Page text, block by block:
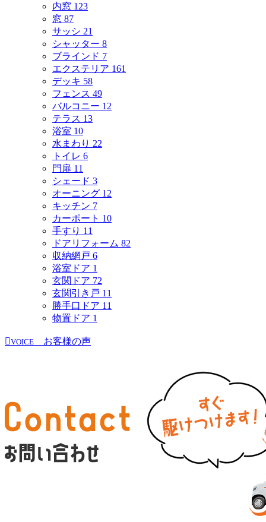
内窓 123
窓 87
サッシ 21
シャッター 8
ブラインド 7
エクステリア 161
デッキ 58
フェンス 49
バルコニー 12
テラス 13
浴室 10
水まわり 22
トイレ 6
門扉 11
シェード 3
オーニング 12
キッチン 7
カーポート 10
手すり 11
ドアリフォーム 82
収納網戸 6
浴室ドア 1
玄関ドア 72
玄関引き戸 11
勝手口ドア 11
物置ドア 1
VOICE お客様の声